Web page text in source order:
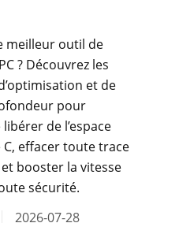
meilleur outil de
? Découvrez les
et de
pour
de l’espace
effacer toute trace
booster la vitesse
sécurité.
2026-07-28